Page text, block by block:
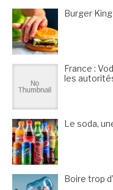
Burger
France :
les
Le soda,
Boire trop